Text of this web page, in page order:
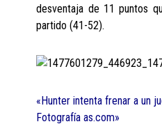
desventaja de 11 puntos
partido (41-52).
«Hunter intenta frenar a un
Fotografía as.com»